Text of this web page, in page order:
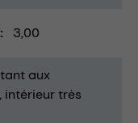
3,00
aux
intérieur très